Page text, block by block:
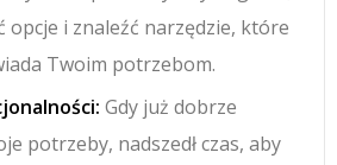
opcje i znaleźć narzędzie, które
Twoim potrzebom.
Gdy już dobrze
potrzeby, nadszedł czas, aby